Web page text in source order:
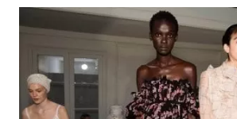
–
MODELAGEM
APOSTA
CERTA
2020